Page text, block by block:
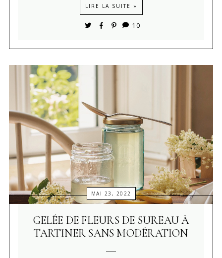
LIRE LA SUITE »
10
MAI 23, 2022
GELÉE DE FLEURS DE SUREAU À
TARTINER SANS MODÉRATION